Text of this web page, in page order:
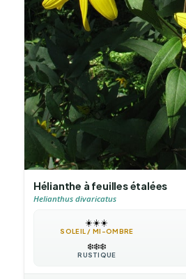
Hélianthe à feuilles étalées
Helianthus divaricatus
☀️☀️☀️
SOLEIL / MI-OMBRE
❄️❄️❄️
RUSTIQUE